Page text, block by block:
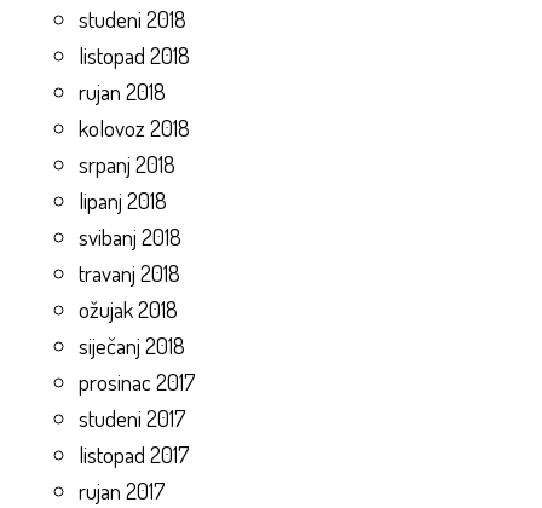
studeni 2018
listopad 2018
rujan 2018
kolovoz 2018
srpanj 2018
lipanj 2018
svibanj 2018
travanj 2018
ožujak 2018
siječanj 2018
prosinac 2017
studeni 2017
listopad 2017
rujan 2017